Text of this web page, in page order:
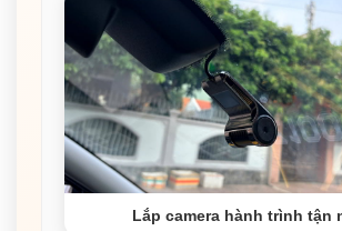
Lắp camera hành trình tận